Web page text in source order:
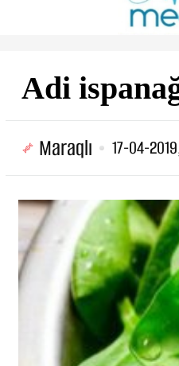
Adi
Maraqlı 17-04-